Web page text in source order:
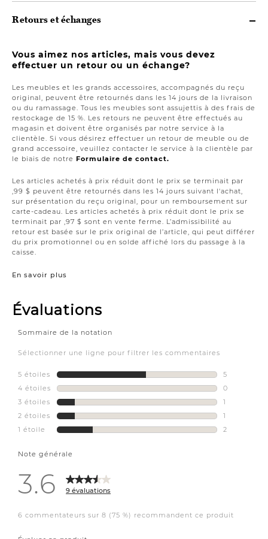
Retours et échanges
Vous aimez nos articles, mais vous devez
effectuer un retour ou un échange?
Les meubles et les grands accessoires, accompagnés du reçu
original, peuvent être retournés dans les 14 jours de la livraison
ou du ramassage. Tous les meubles sont assujettis à des frais de
restockage de 15 %. Les retours ne peuvent être effectués au
magasin et doivent être organisés par notre service à la
clientèle. Si vous désirez effectuer un retour de meuble ou de
grand accessoire, veuillez contacter le service à la clientèle par
le biais de notre Formulaire de contact.
Les articles achetés à prix réduit dont le prix se terminait par
,99 $ peuvent être retournés dans les 14 jours suivant l'achat,
sur présentation du reçu original, pour un remboursement sur
carte-cadeau. Les articles achetés à prix réduit dont le prix se
terminait par ,97 $ sont en vente ferme. L’admissibilité au
retour est basée sur le prix original de l’article, qui peut différer
du prix promotionnel ou en solde affiché lors du passage à la
caisse.
En savoir plus